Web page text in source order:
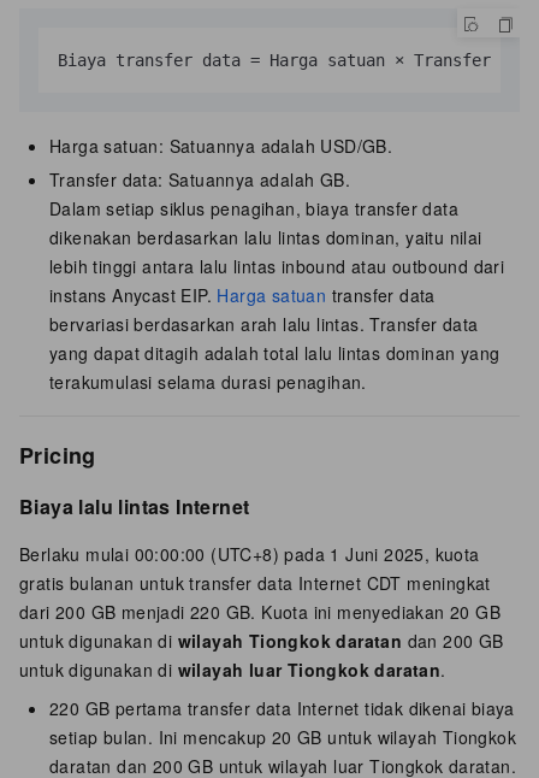
Biaya transfer data = Harga satuan × Transfer data
Harga satuan: Satuannya adalah USD/GB.
Transfer data: Satuannya adalah GB.
Dalam setiap siklus penagihan, biaya transfer data
dikenakan berdasarkan lalu lintas dominan, yaitu nilai
lebih tinggi antara lalu lintas inbound atau outbound dari
instans Anycast EIP. Harga satuan transfer data
bervariasi berdasarkan arah lalu lintas. Transfer data
yang dapat ditagih adalah total lalu lintas dominan yang
terakumulasi selama durasi penagihan.
Pricing
Biaya lalu lintas Internet
Berlaku mulai 00:00:00 (UTC+8) pada 1 Juni 2025, kuota
gratis bulanan untuk transfer data Internet CDT meningkat
dari 200 GB menjadi 220 GB. Kuota ini menyediakan 20 GB
untuk digunakan di wilayah Tiongkok daratan dan 200 GB
untuk digunakan di wilayah luar Tiongkok daratan.
220 GB pertama transfer data Internet tidak dikenai biaya
setiap bulan. Ini mencakup 20 GB untuk wilayah Tiongkok
daratan dan 200 GB untuk wilayah luar Tiongkok daratan.